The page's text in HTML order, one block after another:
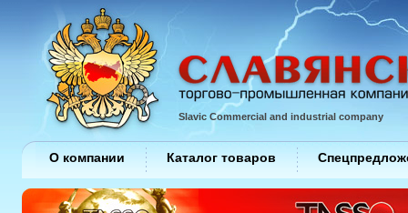
Slavic Commercial and industrial company
О компании Каталог товаров